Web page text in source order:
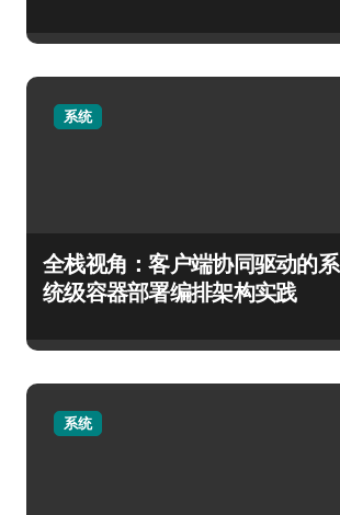
系统
全栈视角：客户端协同驱动的系
统级容器部署编排架构实践
系统